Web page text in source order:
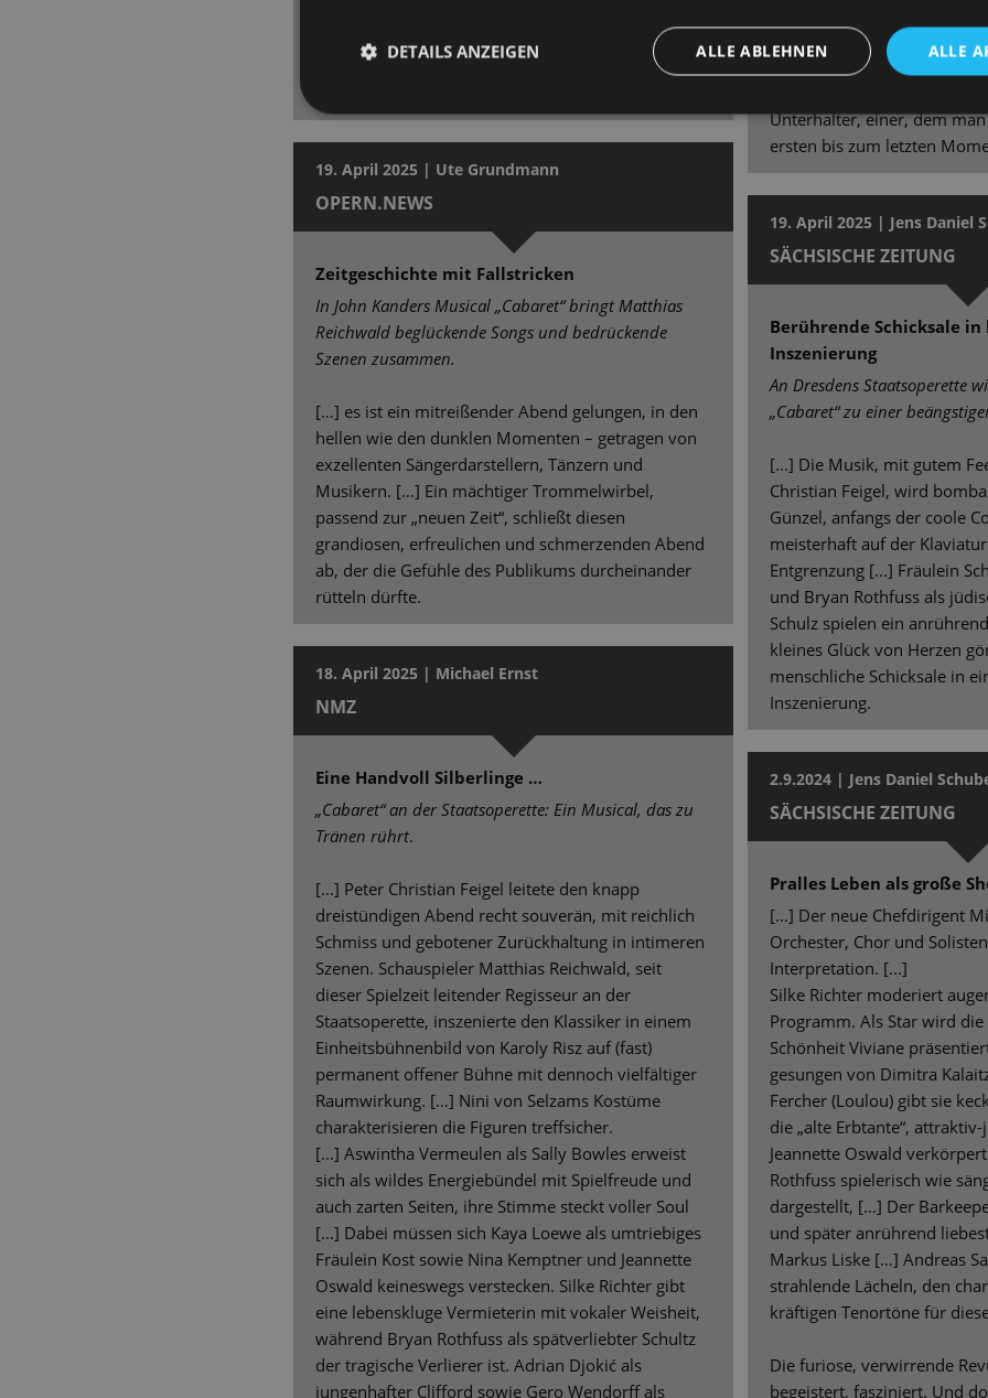
Adrian Djokic (Clifford) und - vorneweg - Aswintha
Vermeulen als Sally mit hingebungsvoller, erdiger
Höhepunkt der Premiere
Conférencier die volle
Unterhalter, einer, dem
ersten bis zum letzten
19. April 2025 | Ute Grundmann
OPERN.NEWS
Zeitgeschichte mit Fallstricken
In John Kanders Musical „Cabaret“ bringt Matthias
Reichwald beglückende Songs und bedrückende
Szenen zusammen.
[…] es ist ein mitreißender Abend gelungen, in den
hellen wie den dunklen Momenten – getragen von
exzellenten Sängerdarstellern, Tänzern und
Musikern. […] Ein mächtiger Trommelwirbel,
passend zur „neuen Zeit“, schließt diesen
grandiosen, erfreulichen und schmerzenden Abend
ab, der die Gefühle des Publikums durcheinander
rütteln dürfte.
19. April 2025 | Jens Daniel
SÄCHSISCHE ZEITUNG
Berührende Schicksale
Inszenierung
An Dresdens Staatsoperette
„Cabaret“ zu einer
[...] Die Musik, mit gutem
Christian Feigel, wird
Günzel, anfangs der coole
meisterhaft auf der
Entgrenzung [...] Fräulein
und Bryan Rothfuss als
Schulz spielen ein
kleines Glück von Herzen
menschliche Schicksale in
Inszenierung.
18. April 2025 | Michael Ernst
NMZ
Eine Handvoll Silberlinge …
„Cabaret“ an der Staatsoperette: Ein Musical, das zu
Tränen rührt.
[...] Peter Christian Feigel leitete den knapp
dreistündigen Abend recht souverän, mit reichlich
Schmiss und gebotener Zurückhaltung in intimeren
Szenen. Schauspieler Matthias Reichwald, seit
dieser Spielzeit leitender Regisseur an der
Staatsoperette, inszenierte den Klassiker in einem
Einheitsbühnenbild von Karoly Risz auf (fast)
permanent offener Bühne mit dennoch vielfältiger
Raumwirkung. […] Nini von Selzams Kostüme
charakterisieren die Figuren treffsicher.
[...] Aswintha Vermeulen als Sally Bowles erweist
sich als wildes Energiebündel mit Spielfreude und
auch zarten Seiten, ihre Stimme steckt voller Soul
[...] Dabei müssen sich Kaya Loewe als umtriebiges
Fräulein Kost sowie Nina Kemptner und Jeannette
Oswald keineswegs verstecken. Silke Richter gibt
eine lebenskluge Vermieterin mit vokaler Weisheit,
während Bryan Rothfuss als spätverliebter Schultz
der tragische Verlierer ist. Adrian Djokić als
jungenhafter Clifford sowie Gero Wendorff als
2.9.2024 | Jens Daniel
SÄCHSISCHE ZEITUNG
Pralles Leben als große
[...] Der neue Chefdirigent
Orchester, Chor und
Interpretation. [...]
Silke Richter moderiert
Programm. Als Star wird
Schönheit Viviane
gesungen von Dimitra
Fercher (Loulou) gibt sie
die „alte Erbtante“,
Jeannette Oswald
Rothfuss spielerisch wie
dargestellt, […] Der
und später anrührend
Markus Liske […] Andreas
strahlende Lächeln, den
kräftigen Tenortöne für
Die furiose, verwirrende
begeistert, fasziniert. Und
ALLE
ALLE ABLEHNEN
DETAILS ANZEIGEN